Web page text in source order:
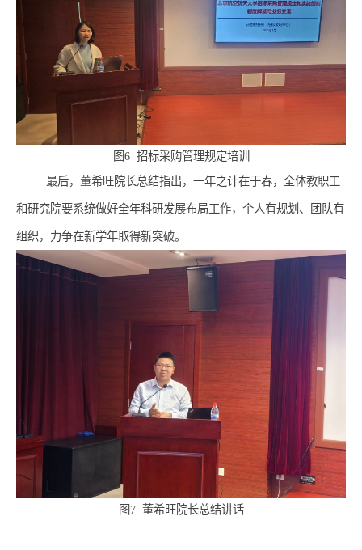
图6 招标采购管理规定培训
最后，董希旺院长总结指出，一年之计在于春，全体教职工
和研究院要系统做好全年科研发展布局工作，个人有规划、团队有
组织，力争在新学年取得新突破。
图7 董希旺院长总结讲话